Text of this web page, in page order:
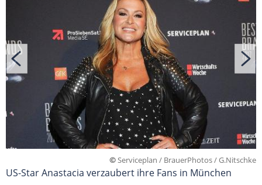
©Serviceplan / BrauerPhotos / G.Nitschke
US-Star Anastacia verzaubert ihre Fans in München